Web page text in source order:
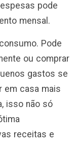
pode
mensal.
Pode
ou comprar
gastos se
em casa mais
isso não só
receitas e